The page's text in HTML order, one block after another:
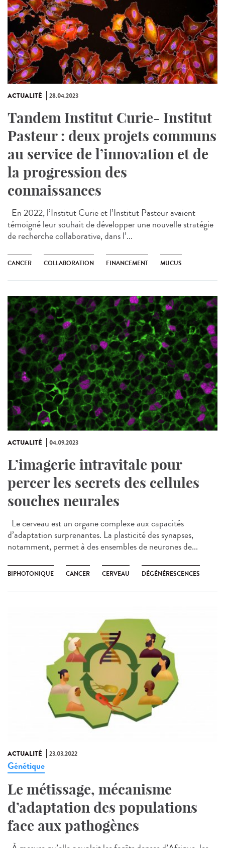
ACTUALITÉ 28.04.2023
Tandem Institut Curie- Institut
Pasteur : deux projets communs
au service de l’innovation et de
la progression des
connaissances
En 2022, l’Institut Curie et l’Institut Pasteur avaient
témoigné leur souhait de développer une nouvelle stratégie
de recherche collaborative, dans l’...
CANCER COLLABORATION FINANCEMENT MUCUS
ACTUALITÉ 04.09.2023
L’imagerie intravitale pour
percer les secrets des cellules
souches neurales
Le cerveau est un organe complexe aux capacités
d’adaptation surprenantes. La plasticité des synapses,
notamment, permet à des ensembles de neurones de...
BIPHOTONIQUE CANCER CERVEAU DÉGÉNÉRESCENCES
ACTUALITÉ 23.03.2022
Génétique
Le métissage, mécanisme
d’adaptation des populations
face aux pathogènes